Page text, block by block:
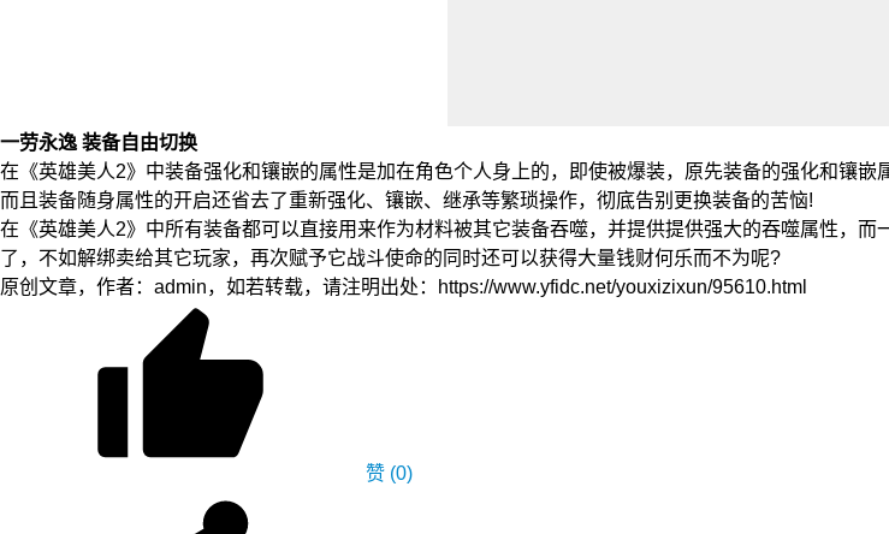
一劳永逸 装备自由切换
在《英雄美人2》中装备强化和镶嵌的属性是加在角色个人身上的，即使被爆装，原先装备的强化和镶嵌
而且装备随身属性的开启还省去了重新强化、镶嵌、继承等繁琐操作，彻底告别更换装备的苦恼!
在《英雄美人2》中所有装备都可以直接用来作为材料被其它装备吞噬，并提供提供强大的吞噬属性，
了，不如解绑卖给其它玩家，再次赋予它战斗使命的同时还可以获得大量钱财何乐而不为呢?
原创文章，作者：admin，如若转载，请注明出处：https://www.yfidc.net/youxizixun/95610.html
赞 (0)